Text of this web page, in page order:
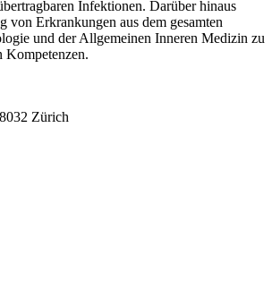
Infektionen. Darüber hinaus
von Erkrankungen aus dem gesamten
und der Allgemeinen Inneren Medizin zu
Kompetenzen.
Zürich